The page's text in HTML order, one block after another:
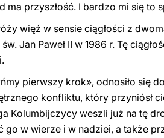
przyszłość. I bardzo mi się to
więź w sensie ciągłości z
Jan Paweł II w 1986 r. Tę
pierwszy krok», odnosiło się
konfliktu, który przyniósł
Kolumbijczycy weszli już na tę
go w wierze i w nadziei, a także